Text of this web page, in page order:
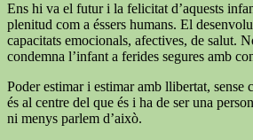
Ens hi va el futur i la felicitat d’aquests
plenitud com a éssers humans. El
capacitats emocionals, afectives, de salut.
condemna l’infant a ferides segures amb
Poder estimar i estimar amb llibertat, sense
és al centre del que és i ha de ser una
ni menys parlem d’això.